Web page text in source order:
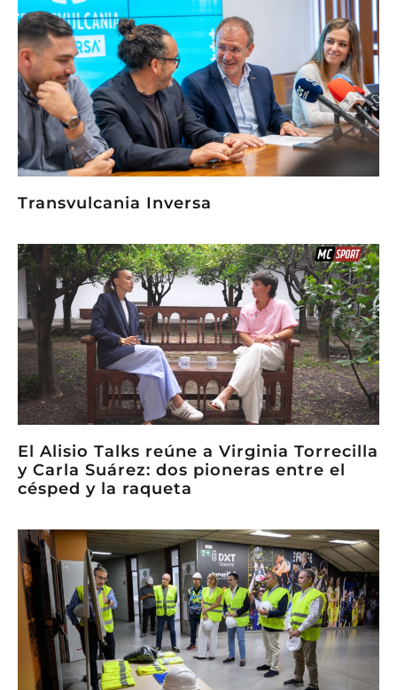
Transvulcania Inversa
El Alisio Talks reúne a Virginia Torrecilla
y Carla Suárez: dos pioneras entre el
césped y la raqueta